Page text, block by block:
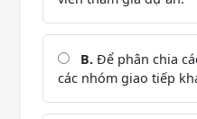
B. Để phân chia
các nhóm giao tiếp